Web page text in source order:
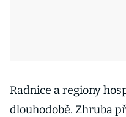
Radnice a regiony
dlouhodobě. Zhruba